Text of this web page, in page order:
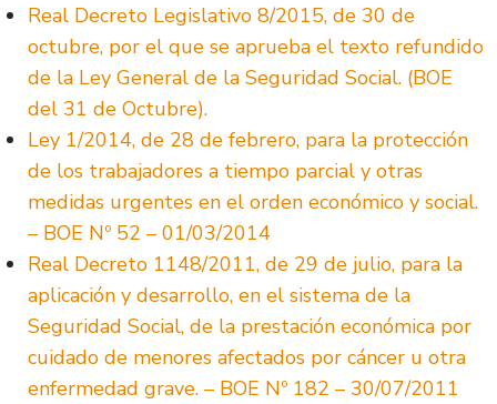
Real Decreto Legislativo 8/2015, de 30 de
octubre, por el que se aprueba el texto refundido
de la Ley General de la Seguridad Social. (BOE
del 31 de Octubre).
Ley 1/2014, de 28 de febrero, para la protección
de los trabajadores a tiempo parcial y otras
medidas urgentes en el orden económico y social.
– BOE Nº 52 – 01/03/2014
Real Decreto 1148/2011, de 29 de julio, para la
aplicación y desarrollo, en el sistema de la
Seguridad Social, de la prestación económica por
cuidado de menores afectados por cáncer u otra
enfermedad grave. – BOE Nº 182 – 30/07/2011